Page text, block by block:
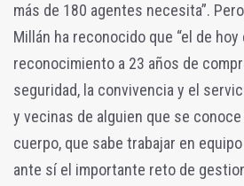
más de 180 agentes necesita”.
Millán ha reconocido que “el de hoy
reconocimiento a 23 años de
seguridad, la convivencia y el
y vecinas de alguien que se
cuerpo, que sabe trabajar en
ante sí el importante reto de